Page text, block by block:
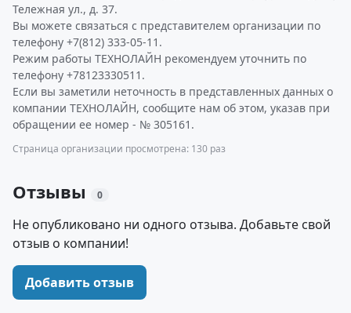
Тележная ул., д. 37.
Вы можете связаться с представителем организации по
телефону +7(812) 333-05-11.
Режим работы ТЕХНОЛАЙН рекомендуем уточнить по
телефону +78123330511.
Если вы заметили неточность в представленных данных о
компании ТЕХНОЛАЙН, сообщите нам об этом, указав при
обращении ее номер - № 305161.
Страница организации просмотрена: 130 раз
Отзывы 0
Не опубликовано ни одного отзыва. Добавьте свой
отзыв о компании!
Добавить отзыв